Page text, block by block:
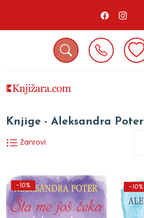
Knjige - Aleksandra Poter
Žanrovi
-10% -10%